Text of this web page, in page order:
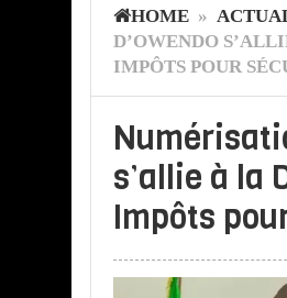
HOME »
D’OWENDO
IMPÔTS POUR
s’allie à la
Impôts